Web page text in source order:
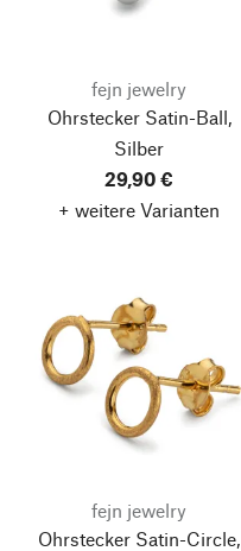
fejn jewelry
Ohrstecker Satin-Ball,
Silber
29,90 €
+ weitere Varianten
fejn jewelry
Ohrstecker Satin-Circle,